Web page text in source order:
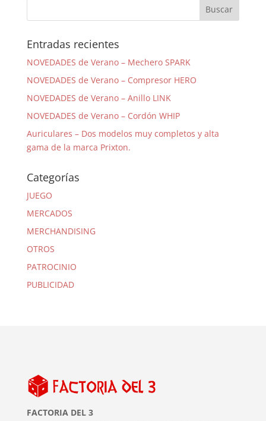
Entradas recientes
NOVEDADES de Verano – Mechero SPARK
NOVEDADES de Verano – Compresor HERO
NOVEDADES de Verano – Anillo LINK
NOVEDADES de Verano – Cordón WHIP
Auriculares – Dos modelos muy completos y alta
gama de la marca Prixton.
Categorías
JUEGO
MERCADOS
MERCHANDISING
OTROS
PATROCINIO
PUBLICIDAD
FACTORIA DEL 3